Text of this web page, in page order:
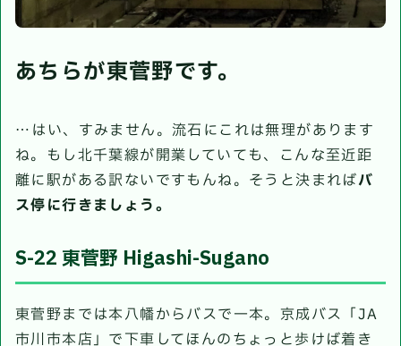
あちらが東菅野です。
…はい、すみません。流石にこれは無理があります
ね。もし北千葉線が開業していても、こんな至近距
離に駅がある訳ないですもんね。そうと決まればバ
ス停に行きましょう。
S-22 東菅野 Higashi-Sugano
東菅野までは本八幡からバスで一本。京成バス「JA
市川市本店」で下車してほんのちょっと歩けば着き